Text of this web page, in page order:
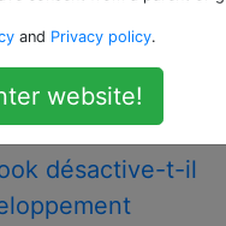
développement
désactive-t-il
and Privacy policy.
website!